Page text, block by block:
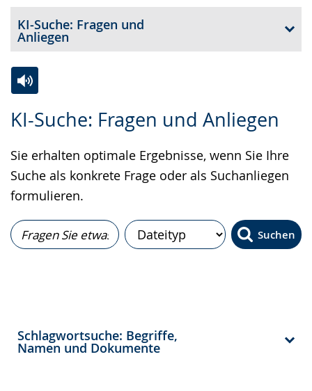
KI-Suche: Fragen und
Anliegen
KI-Suche: Fragen und Anliegen
Sie erhalten optimale Ergebnisse, wenn Sie Ihre
Suche als konkrete Frage oder als Suchanliegen
formulieren.
Leichten
wechseln.
Audio-
Video
Deutscher
Gebärdensprache
wird
angezeigt.
Suchen
Schlagwortsuche: Begriffe,
Namen und Dokumente